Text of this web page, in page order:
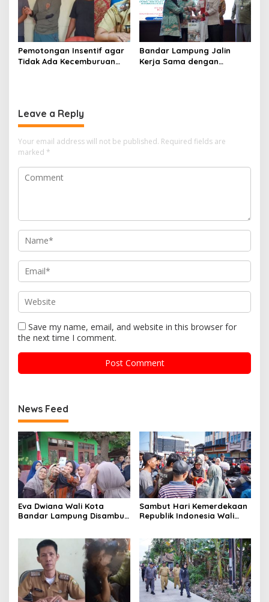
Pemotongan Insentif agar
Tidak Ada Kecemburuan
Bandar Lampung Jalin
Kerja Sama dengan
Leave a Reply
Your email address will not be published. Required fields are
marked *
Save my name, email, and website in this browser for
the next time I comment.
News Feed
Eva Dwiana Wali Kota
Bandar Lampung Disambut
Way Kandis
Sambut Hari Kemerdekaan
Republik Indonesia Wali
Putih ke Warga